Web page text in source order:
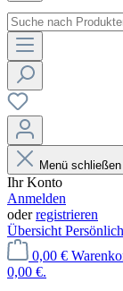
Menü schließen
Ihr Konto
Anmelden
oderregistrieren
Übersicht
0,00 €
0,00 €.